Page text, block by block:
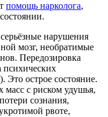
помощь нарколога,
нарушения
мозг, необратимые
Передозировка
психических
Это острое состояние.
с риском удушья,
сознания,
рвоте,